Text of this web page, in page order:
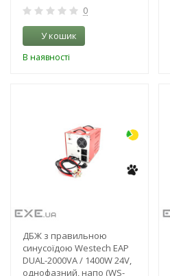
0
У кошик
В наявності
ДБЖ з правильною
синусоїдою Westech EAP
DUAL-2000VA / 1400W 24V,
однофазний, напо (WS-